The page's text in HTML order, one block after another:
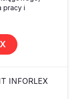
pracy i
INFORLEX